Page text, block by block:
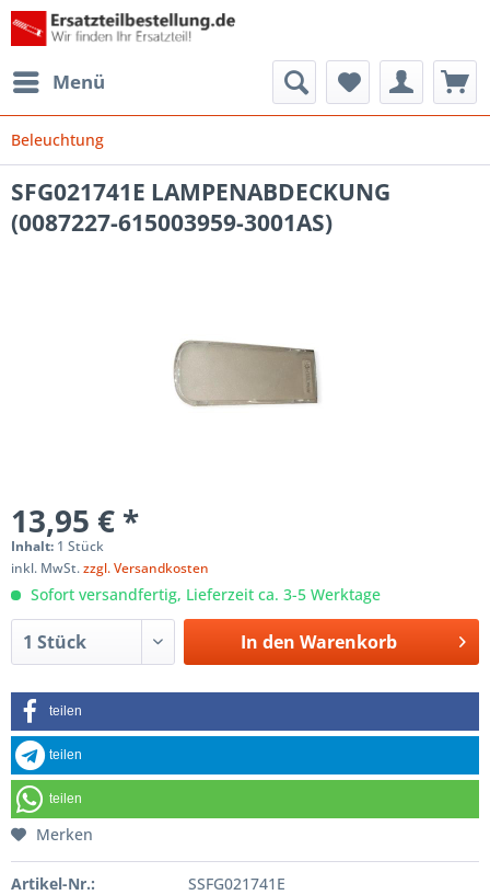
Menü
Beleuchtung
SFG021741E LAMPENABDECKUNG
(0087227-615003959-3001AS)
13,95 € *
Inhalt: 1 Stück
inkl. MwSt.zzgl. Versandkosten
Sofort versandfertig, Lieferzeit ca. 3-5 Werktage
In den Warenkorb
teilen
teilen
teilen
Merken
Artikel-Nr.:
SSFG021741E